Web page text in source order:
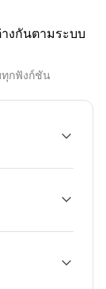
งกันตามระบบ
ทุกฟังก์ชัน